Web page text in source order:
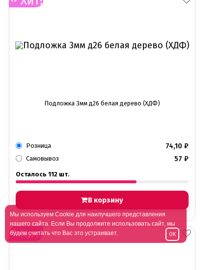
Подложка 3мм д26 белая дерево (ХДФ)
Розница 74,10 ₽
Самовывоз 57 ₽
Осталось 112 шт.
В корзину
Хит!
Мы используем Cookie для наилучшего представления
нашего сайта. Если Вы продолжите использовать сайт, мы
будем считать что Вас это устраивает.
OK